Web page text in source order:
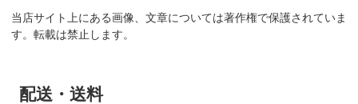
当店サイト上にある画像、文章については著作権で保護されていま
す。転載は禁止します。
配送・送料